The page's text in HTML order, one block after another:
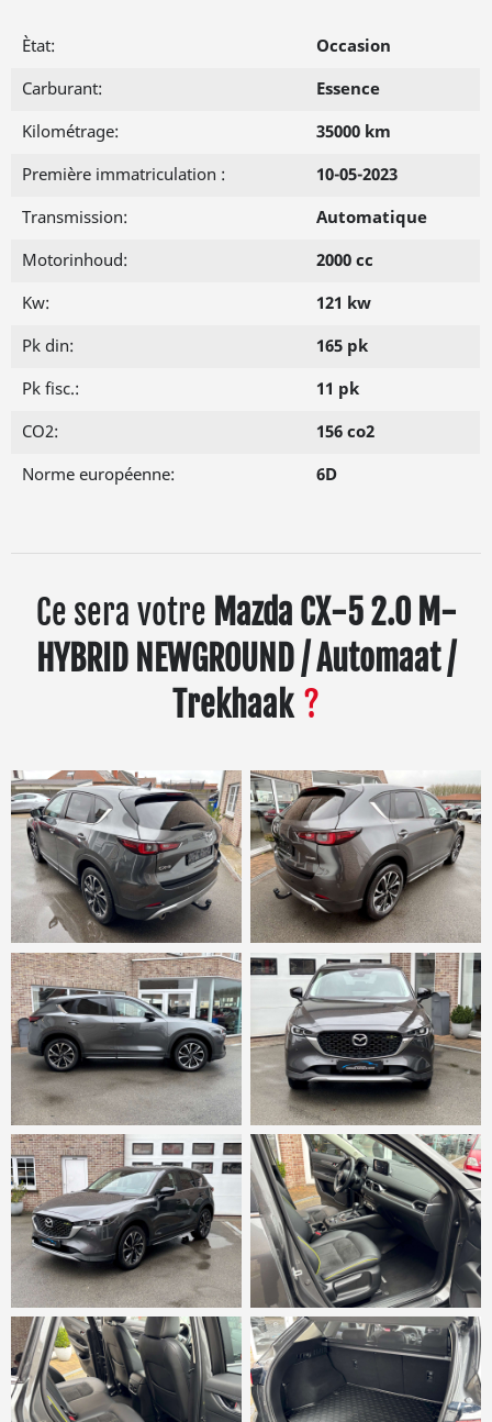
Ètat:
Occasion
Carburant:
Essence
Kilométrage:
35000 km
Première immatriculation :
10-05-2023
Transmission:
Automatique
Motorinhoud:
2000 cc
Kw:
121 kw
Pk din:
165 pk
Pk fisc.:
11 pk
CO2:
156 co2
Norme européenne:
6D
Ce sera votre Mazda CX-5 2.0 M-
HYBRID NEWGROUND / Automaat /
Trekhaak ?